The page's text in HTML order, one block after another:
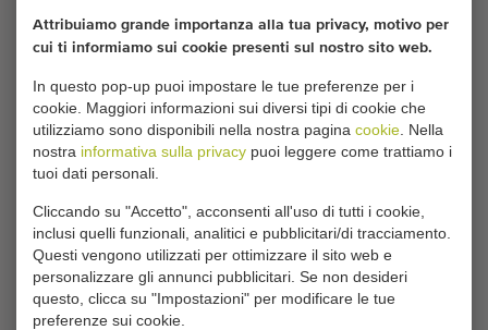
Attribuiamo grande importanza alla tua privacy, motivo per
cui ti informiamo sui cookie presenti sul nostro sito web.
In questo pop-up puoi impostare le tue preferenze per i
cookie. Maggiori informazioni sui diversi tipi di cookie che
utilizziamo sono disponibili nella nostra pagina cookie . Nella
nostra informativa sulla privacy puoi leggere come trattiamo i
tuoi dati personali.
Cliccando su "Accetto", acconsenti all'uso di tutti i cookie,
inclusi quelli funzionali, analitici e pubblicitari/di tracciamento.
Questi vengono utilizzati per ottimizzare il sito web e
personalizzare gli annunci pubblicitari. Se non desideri
questo, clicca su "Impostazioni" per modificare le tue
preferenze sui cookie.
I prodotti/vassoi da fasciare vengono
alimentati tramite il nastro
trasportatore, dopodiché la macchina
li distribuisce sulle 2 unità di
fasciatura, posizionando i vassoi nella
prodotti nel modo più efficiente
possibile. La macchina può essere
regolata per diverse dimensioni di
prodotti/vassoi, il che la rende molto